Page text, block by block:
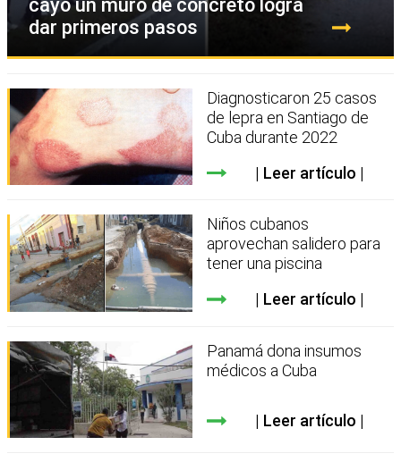
cayó un muro de concreto logra
dar primeros pasos
Diagnosticaron 25 casos
de lepra en Santiago de
Cuba durante 2022
Leer artículo
Niños cubanos
aprovechan salidero para
tener una piscina
Leer artículo
Panamá dona insumos
médicos a Cuba
Leer artículo